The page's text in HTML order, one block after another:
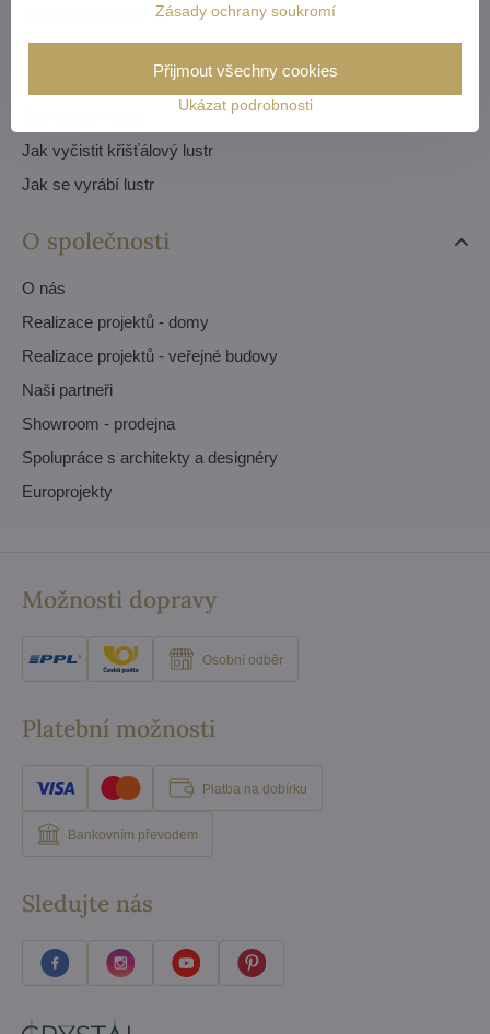
Katalog interiérů PDF
Katalog luxusních lustrů PDF
Jak vyčistit křišťálový lustr
Jak se vyrábí lustr
O společnosti
O nás
Realizace projektů - domy
Realizace projektů - veřejné budovy
Naši partneři
Showroom - prodejna
Spolupráce s architekty a designéry
Europrojekty
Možnosti dopravy
Osobní odběr
Platební možnosti
Platba na dobírku
Bankovním převodem
Sledujte nás
Zásady ochrany soukromí
Ukázat podrobnosti
Přijmout všechny cookies